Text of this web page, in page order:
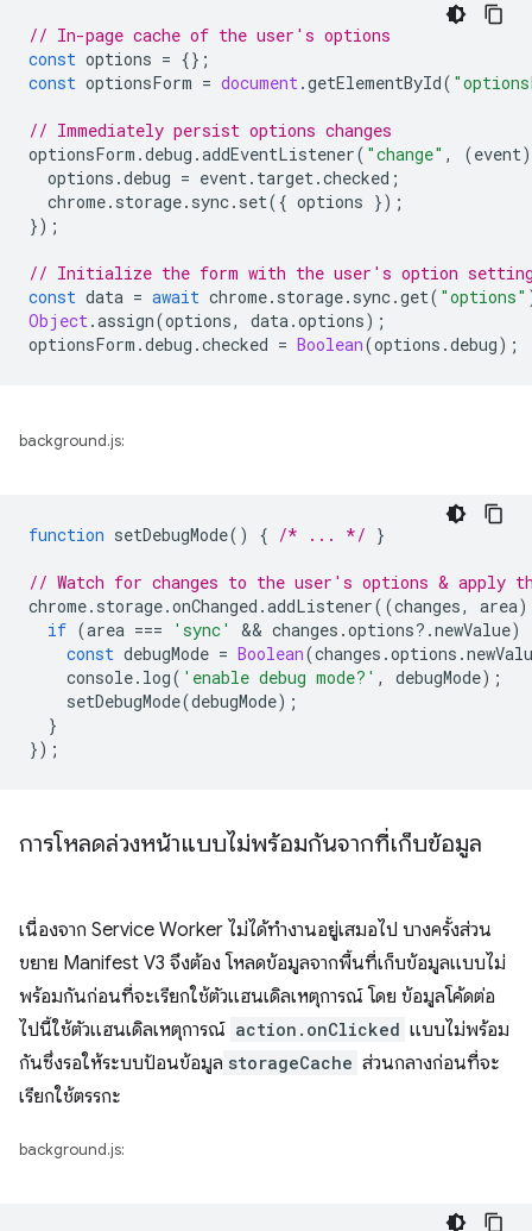
// In-page cache of the user's options
const options = {};
const optionsForm = document.getElementById(
// Immediately persist options changes
optionsForm .debug .addEventListener( "change" , (event)
options .debug = event. target.checked ;
chrome. storage. sync. set({ options });
});
// Initialize the form with the user's option
const data = await chrome. storage. sync.get( "options"
Object.assign(options, data.options);
optionsForm .debug .checked = Boolean(options .debug);
background.js:
function setDebugMode() { /* ... */ }
// Watch for changes to the user's options & apply
chrome. storage.onChanged .addListener((changes, area)
if (area === 'sync' && changes .options? .newValue)
const debugMode = Boolean(changes .options .
console. log( 'enable debug mode?' , debugMode);
setDebugMode(debugMode);
}
});
การโหลดล่วงหน้าแบบไม่พร้อมกันจากที่เก็บข้อมูล
เนื่องจาก Service Worker ไม่ได้ทำงานอยู่เสมอไป บางครั้งส่วน
ขยาย Manifest V3 จึงต้อง โหลดข้อมูลจากพื้นที่เก็บข้อมูลแบบไม่
พร้อมกันก่อนที่จะเรียกใช้ตัวแฮนเดิลเหตุการณ์ โดย ข้อมูลโค้ดต่อ
ไปนี้ใช้ตัวแฮนเดิลเหตุการณ์ action.onClicked แบบไม่พร้อม
กันซึ่งรอให้ระบบป้อนข้อมูล storageCache ส่วนกลางก่อนที่จะ
เรียกใช้ตรรกะ
background.js: